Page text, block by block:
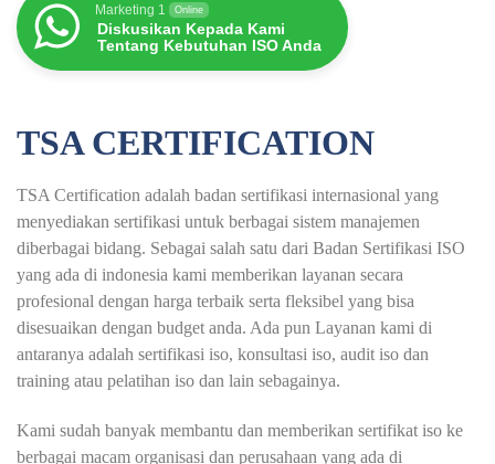
Marketing 1 Online
Diskusikan Kepada Kami
Tentang Kebutuhan ISO Anda
TSA CERTIFICATION
TSA Certification adalah badan sertifikasi internasional yang
menyediakan sertifikasi untuk berbagai sistem manajemen
diberbagai bidang. Sebagai salah satu dari Badan Sertifikasi ISO
yang ada di indonesia kami memberikan layanan secara
profesional dengan harga terbaik serta fleksibel yang bisa
disesuaikan dengan budget anda. Ada pun Layanan kami di
antaranya adalah sertifikasi iso, konsultasi iso, audit iso dan
training atau pelatihan iso dan lain sebagainya.
Kami sudah banyak membantu dan memberikan sertifikat iso ke
berbagai macam organisasi dan perusahaan yang ada di